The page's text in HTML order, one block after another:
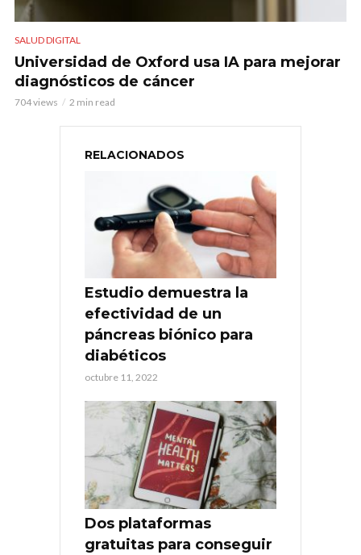
SALUD DIGITAL
Universidad de Oxford usa IA para mejorar
diagnósticos de cáncer
704 views 2 min read
RELACIONADOS
Estudio demuestra la
efectividad de un
páncreas biónico para
diabéticos
octubre 11, 2022
Dos plataformas
gratuitas para conseguir